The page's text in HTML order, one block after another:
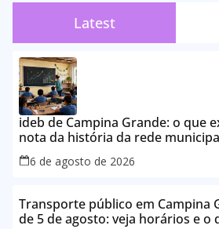
Latest
ideb de Campina Grande: o que
nota da história da rede
6 de agosto de 2026
Transporte público em Campina
de 5 de agosto: veja horários e o